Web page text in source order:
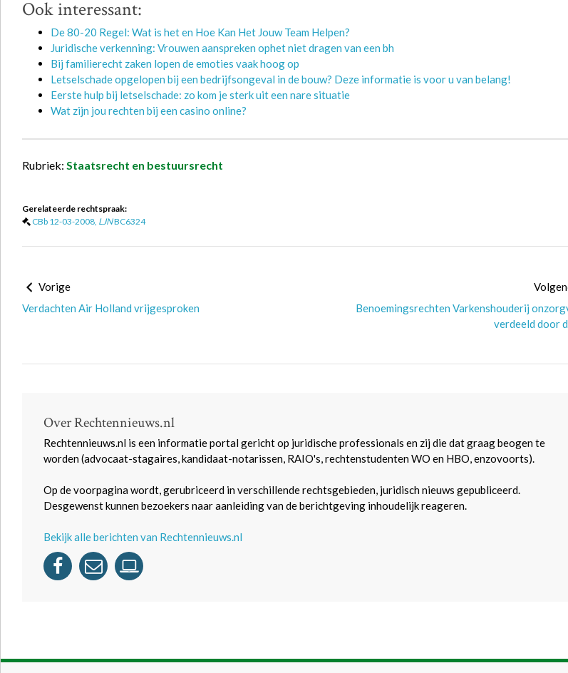
Ook interessant:
De 80-20 Regel: Wat is het en Hoe Kan Het Jouw Team Helpen?
Juridische verkenning: Vrouwen aanspreken ophet niet dragen van een bh
Bij familierecht zaken lopen de emoties vaak hoog op
Letselschade opgelopen bij een bedrijfsongeval in de bouw? Deze informatie is voor u van belang!
Eerste hulp bij letselschade: zo kom je sterk uit een nare situatie
Wat zijn jou rechten bij een casino online?
Rubriek: Staatsrecht en bestuursrecht
Gerelateerde rechtspraak:
CBb 12-03-2008, LJNBC6324
Vorige
Verdachten Air Holland vrijgesproken
Benoemingsrechten Varkenshouderij
verdeeld door
Over Rechtennieuws.nl
Rechtennieuws.nl is een informatie portal gericht op juridische professionals en zij die dat graag beogen te
worden (advocaat-stagaires, kandidaat-notarissen, RAIO's, rechtenstudenten WO en HBO, enzovoorts).
Op de voorpagina wordt, gerubriceerd in verschillende rechtsgebieden, juridisch nieuws gepubliceerd.
Desgewenst kunnen bezoekers naar aanleiding van de berichtgeving inhoudelijk reageren.
Bekijk alle berichten van Rechtennieuws.nl